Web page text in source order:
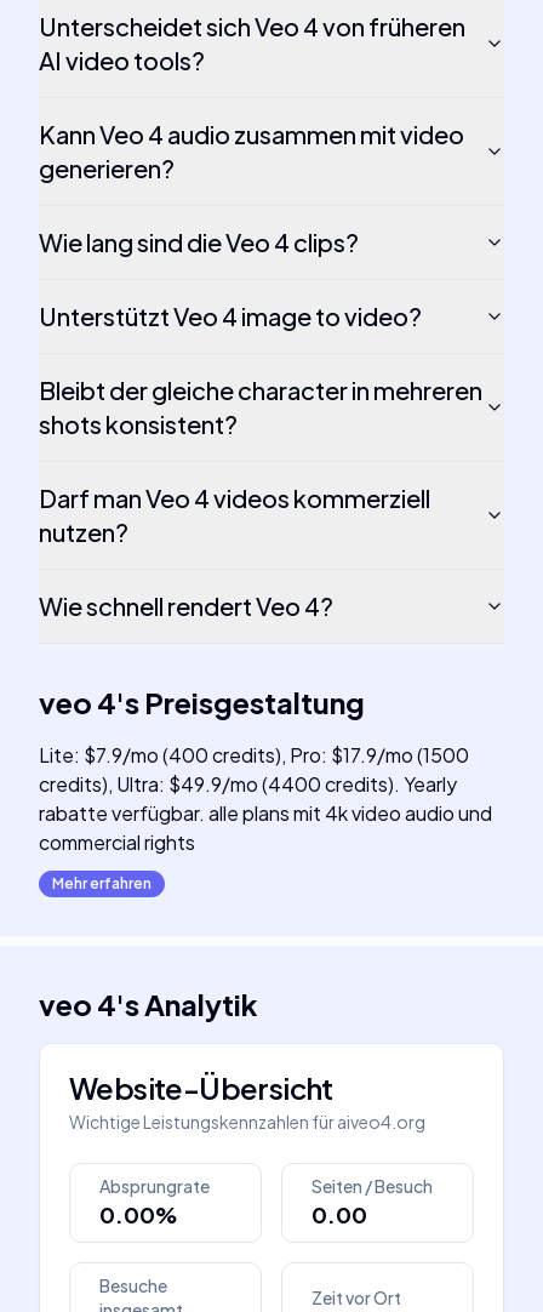
Unterscheidet sich Veo 4 von früheren
AI video tools?
Kann Veo 4 audio zusammen mit video
generieren?
Wie lang sind die Veo 4 clips?
Unterstützt Veo 4 image to video?
Bleibt der gleiche character in mehreren
shots konsistent?
Darf man Veo 4 videos kommerziell
nutzen?
Wie schnell rendert Veo 4?
veo 4's Preisgestaltung
Lite: $7.9/mo (400 credits), Pro: $17.9/mo (1500
credits), Ultra: $49.9/mo (4400 credits). Yearly
rabatte verfügbar. alle plans mit 4k video audio und
commercial rights
Mehr erfahren
veo 4'sAnalytik
Website-Übersicht
Wichtige Leistungskennzahlen füraiveo4.org
Absprungrate
0.00%
Seiten / Besuch
0.00
Besuche
Zeit vor Ort